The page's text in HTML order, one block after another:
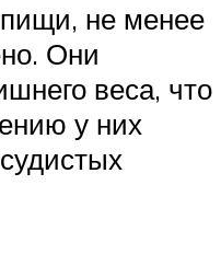
не менее
Они
веса, что
у них